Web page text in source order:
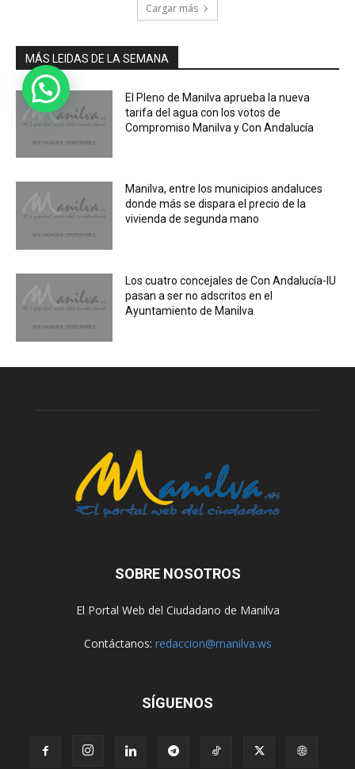
Cargar más
MÁS LEIDAS DE LA SEMANA
El Pleno de Manilva aprueba la nueva
tarifa del agua con los votos de
Compromiso Manilva y Con Andalucía
Manilva, entre los municipios andaluces
donde más se dispara el precio de la
vivienda de segunda mano
Los cuatro concejales de Con Andalucía-IU
pasan a ser no adscritos en el
Ayuntamiento de Manilva
SOBRE NOSOTROS
El Portal Web del Ciudadano de Manilva
Contáctanos: redaccion@manilva.ws
SÍGUENOS